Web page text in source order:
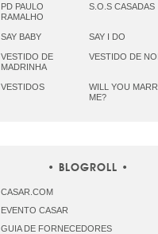
PD PAULO
RAMALHO
S.O.S CASADAS
SAY BABY SAY I DO
VESTIDO DE
MADRINHA
VESTIDO DE
VESTIDOS
WILL YOU
ME?
BLOGROLL
CASAR.COM
EVENTO CASAR
GUIA DE FORNECEDORES